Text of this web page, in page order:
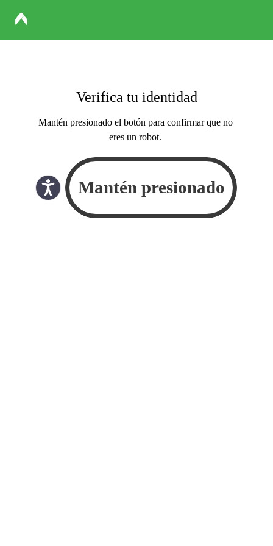
Verifica tu identidad
Mantén presionado el botón para confirmar que no
eres un robot.